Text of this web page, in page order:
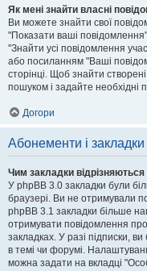
Як мені знайти власні
Ви можете знайти свої
"Показати ваші
"Знайти усі повідомлення
або посиланням "Ваші
сторінці. Щоб знайти
пошуком і задайте необхідні
Догори
Абонементи і закладки
Чим закладки відрізняються
У phpBB 3.0 закладки були
браузері. Ви не отримували
phpBB 3.1 закладки більше
отримувати повідомлення
закладках. У разі підписки,
в темі чи форумі.
можна задати на вкладці